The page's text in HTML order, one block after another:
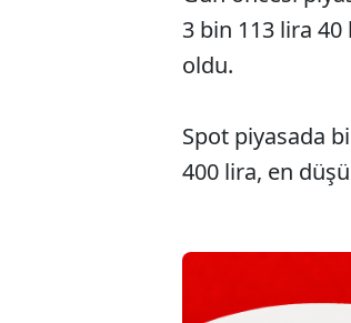
3 bin 113 lira 40
oldu.
Spot piyasada
400 lira, en